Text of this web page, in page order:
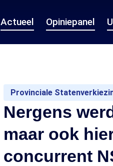
Actueel Opiniepanel
Provinciale
Nergens
maar ook
concurrent